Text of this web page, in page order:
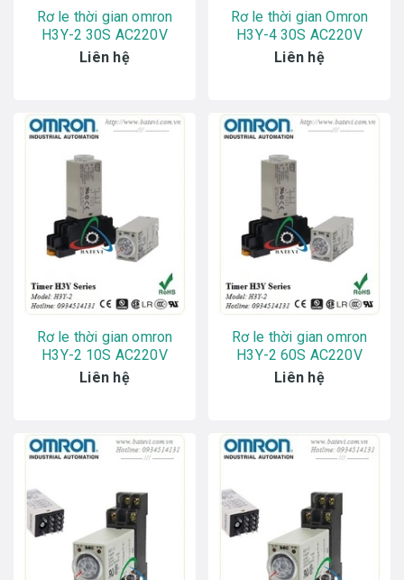
Rơ le thời gian omron
H3Y-2 30S AC220V
Liên hệ
Rơ le thời gian Omron
H3Y-4 30S AC220V
Liên hệ
Rơ le thời gian omron
H3Y-2 10S AC220V
Liên hệ
Rơ le thời gian omron
H3Y-2 60S AC220V
Liên hệ